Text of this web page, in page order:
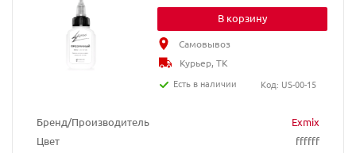
Бренд/Производитель
Exmix
Цвет
ffffff
В корзину
Самовывоз
Курьер, ТК
Есть в наличии
Код: US-00-15